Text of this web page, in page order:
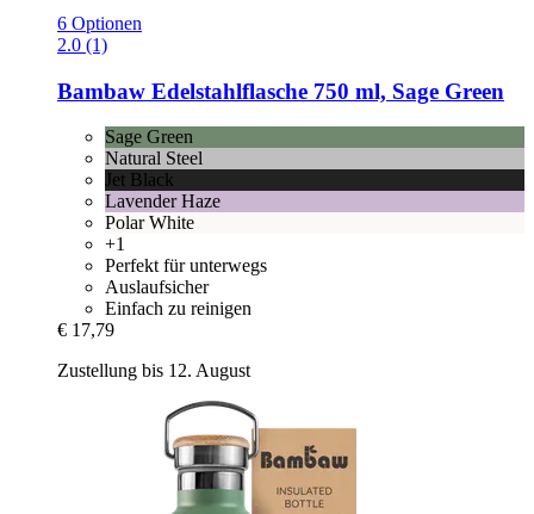
6 Optionen
2.0 (1)
Bambaw Edelstahlflasche 750 ml, Sage Green
Sage Green
Natural Steel
Jet Black
Lavender Haze
Polar White
+1
Perfekt für unterwegs
Auslaufsicher
Einfach zu reinigen
€ 17,79
Zustellung bis 12. August